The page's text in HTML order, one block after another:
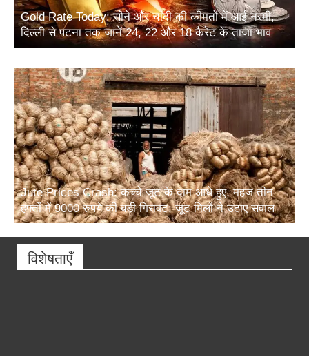
Gold Rate Today: सोने और चांदी की कीमतों में आई नरमी,
दिल्ली से पटना तक जानें 24, 22 और 18 कैरेट के ताजा भाव
Jute Prices Crash: कच्चे जूट के दाम आधे हुए, महज तीन
हफ्तों में 9000 रुपये की बड़ी गिरावट; जूट मिलों ने उठाए सवाल
विशेषताएँ